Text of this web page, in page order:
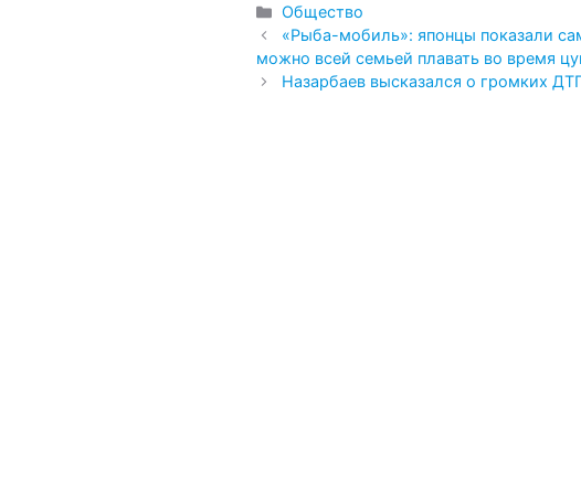
Рубрики
Общество
«Рыба-мобиль»: японцы показали
можно всей семьей плавать во время
Назарбаев высказался о громких